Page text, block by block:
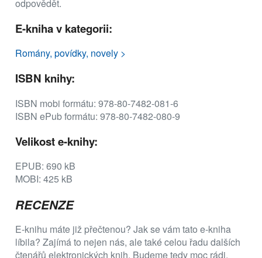
odpovědět.
E-kniha v kategorii:
Romány, povídky, novely >
ISBN knihy:
ISBN mobi formátu: 978-80-7482-081-6
ISBN ePub formátu: 978-80-7482-080-9
Velikost e-knihy:
EPUB: 690 kB
MOBI: 425 kB
RECENZE
E-knihu máte již přečtenou? Jak se vám tato e-kniha
líbila? Zajímá to nejen nás, ale také celou řadu dalších
čtenářů elektronických knih. Budeme tedy moc rádi,